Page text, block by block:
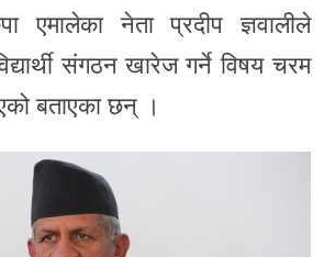
एमालेका नेता प्रदीप ज्ञवालीले
संगठन खारेज गर्ने विषय चरम
बताएका छन् ।